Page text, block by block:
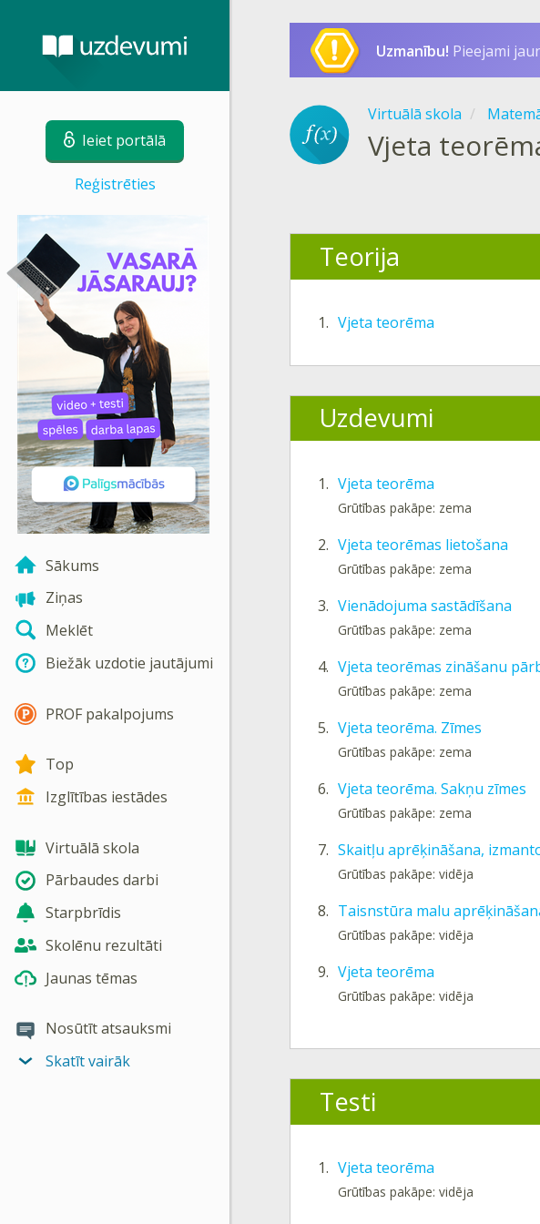
Ieiet portālā
Reģistrēties
Sākums
Ziņas
Meklēt
Biežāk uzdotie jautājumi
PROF pakalpojums
Top
Izglītības iestādes
Virtuālā skola
Pārbaudes darbi
Starpbrīdis
Skolēnu rezultāti
Jaunas tēmas
Nosūtīt atsauksmi
Skatīt vairāk
Uzmanību! Pieejami
Virtuālā skola
Vjeta
Teorija
1. Vjeta teorēma
Uzdevumi
1. Vjeta teorēma
Grūtības pakāpe: zema
2. Vjeta teorēmas lietošana
Grūtības pakāpe: zema
3. Vienādojuma sastādīšana
Grūtības pakāpe: zema
4. Vjeta teorēmas zināšanu
Grūtības pakāpe: zema
5. Vjeta teorēma. Zīmes
Grūtības pakāpe: zema
6. Vjeta teorēma. Sakņu zīmes
Grūtības pakāpe: zema
7. Skaitļu aprēķināšana,
Grūtības pakāpe: vidēja
8. Taisnstūra malu
Grūtības pakāpe: vidēja
9. Vjeta teorēma
Grūtības pakāpe: vidēja
Testi
1. Vjeta teorēma
Grūtības pakāpe: vidēja